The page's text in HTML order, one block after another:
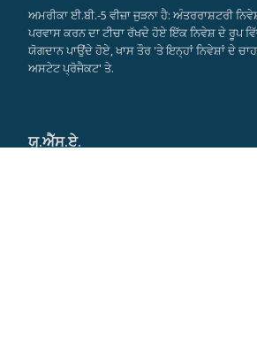
ਅਮਰੀਕਾ ਈ.ਬੀ.-5 ਵੀਜ਼ਾ ਜੁੜਨਾ ਹੈ: ਅੰਤਰਰਾਸ਼ਟਰੀ
ਪਰਵਾਸ ਕਰਨ ਦਾ ਟੀਚਾ ਰੱਖਦੇ ਹੋਏ ਇੱਕ ਨਿਵੇਸ਼ ਦੇ ਰੂਪ
ਯੋਗਦਾਨ ਪਾਉਂਦੇ ਹੋਏ, ਖਾਸ ਤੌਰ 'ਤੇ ਇਨ੍ਹਾਂ ਨਿਵੇਸ਼ਾਂ ਦੇ
ਅਸਟੇਟ ਪ੍ਰੋਜੈਕਟ' ਤੇ.
ਯੂ.ਐੱਸ.ਏ.